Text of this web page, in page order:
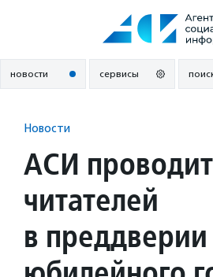
новости сервисы
Новости
АСИ
читателей
в преддверии